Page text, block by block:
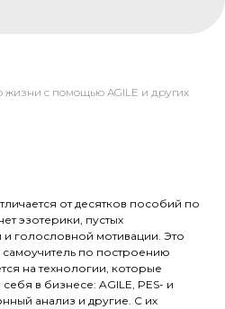
жизни с помощью AGILE и других
от десятков пособий по
эзотерики, пустых
голословной мотивации. Это
самоучитель по построению
на технологии, которые
в бизнесе: AGILE, PES- и
анализ и другие. С их